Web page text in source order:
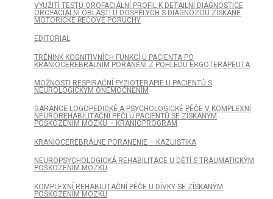
VYUŽITÍ TESTU OROFACIÁLNÍ PROFIL K DETAILNÍ DIAGNOSTICE
OROFACIÁLNÍ OBLASTI U DOSPĚLÝCH S DIAGNÓZOU ZÍSKANÉ
MOTORICKÉ ŘEČOVÉ PORUCHY
EDITORIAL
TRÉNINK KOGNITIVNÍCH FUNKCÍ U PACIENTA PO
KRANIOCEREBRÁLNÍM PORANĚNÍ Z POHLEDU ERGOTERAPEUTA
MOŽNOSTI RESPIRAČNÍ FYZIOTERAPIE U PACIENTŮ S
NEUROLOGICKÝM ONEMOCNĚNÍM
GARANCE LOGOPEDICKÉ A PSYCHOLOGICKÉ PÉČE V KOMPLEXNÍ
NEUROREHABILITAČNÍ PÉČI U PACIENTŮ SE ZÍSKANÝM
POŠKOZENÍM MOZKU – KRANIOPROGRAM
KRANIOCEREBRÁLNE PORANENIE – KAZUISTIKA
NEUROPSYCHOLOGICKÁ REHABILITACE U DĚTÍ S TRAUMATICKÝM
POŠKOZENÍM MOZKU
KOMPLEXNÍ REHABILITAČNÍ PÉČE U DÍVKY SE ZÍSKANÝM
POŠKOZENÍM MOZKU